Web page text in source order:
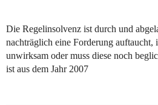
Die Regelinsolvenz ist durch und
nachträglich eine Forderung auftaucht,
unwirksam oder muss diese noch
ist aus dem Jahr 2007